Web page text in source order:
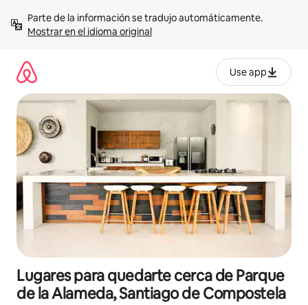
contenidoMostrar en el idioma original
Use app
Lugares para quedarte cerca de Parque
de la Alameda, Santiago de Compostela